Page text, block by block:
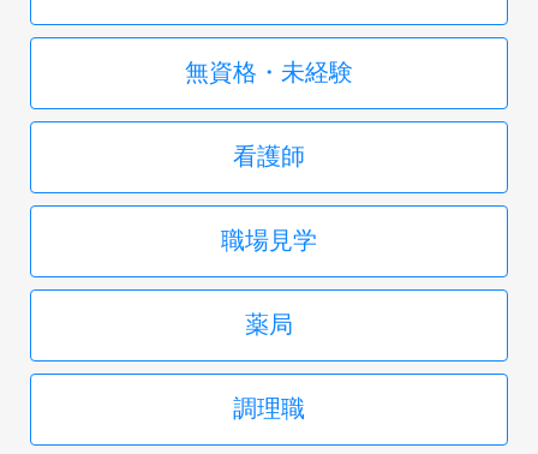
無資格・未経験
看護師
職場見学
薬局
調理職